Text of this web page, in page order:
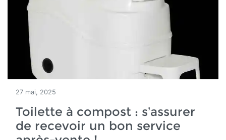
27 mai, 2025
Toilette à compost : s’assurer
de recevoir un bon service